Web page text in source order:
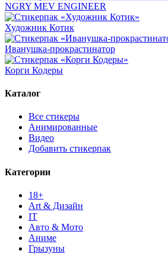
NGRY MEV ENGINEER
Художник Котик
Иванушка-прокрастинатор
Корги Кодеры
Каталог
Все стикеры
Анимированные
Видео
Добавить стикерпак
Категории
18+
Art & Дизайн
IT
Авто & Мото
Аниме
Грызуны